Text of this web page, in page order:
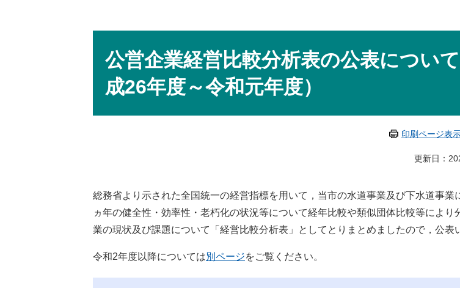
公営企業経営比較分析表の公表につい
成26年度～令和元年度）
印刷ページ表
更新日：
総務省より示された全国統一の経営指標を用いて，当市の水道事業及び下水道事業
ヵ年の健全性・効率性・老朽化の状況等について経年比較や類似団体比較等により
業の現状及び課題について「経営比較分析表」としてとりまとめましたので，公表
令和2年度以降については別ページをご覧ください。